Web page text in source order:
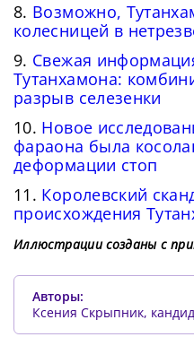
8. Возможно,
колесницей в
9. Свежая
Тутанхамона:
разрыв селезенки
10. Новое
фараона была
деформации стоп
11. Королевский
происхождения
Иллюстрации созданы с
Авторы:
Ксения Скрыпник,